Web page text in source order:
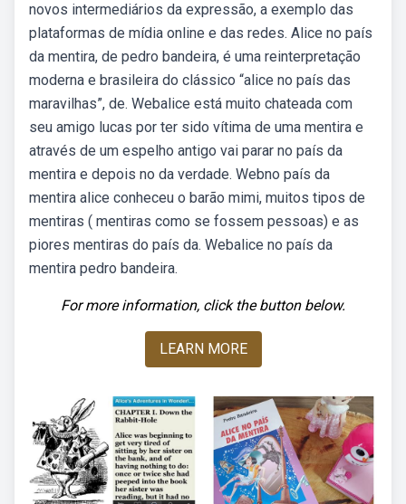
novos intermediários da expressão, a exemplo das
plataformas de mídia online e das redes. Alice no país
da mentira, de pedro bandeira, é uma reinterpretação
moderna e brasileira do clássico “alice no país das
maravilhas”, de. Webalice está muito chateada com
seu amigo lucas por ter sido vítima de uma mentira e
através de um espelho antigo vai parar no país da
mentira e depois no da verdade. Webno país da
mentira alice conheceu o barão mimi, muitos tipos de
mentiras ( mentiras como se fossem pessoas) e as
piores mentiras do país da. Webalice no país da
mentira pedro bandeira.
For more information, click the button below.
LEARN MORE